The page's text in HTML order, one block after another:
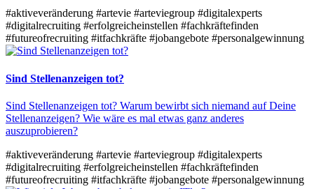
#aktiveveränderung #artevie #arteviegroup #digitalexperts
#digitalrecruiting #erfolgreicheinstellen #fachkräftefinden
#futureofrecruiting #itfachkräfte #jobangebote #personalgewinnung
Sind Stellenanzeigen tot?
Sind Stellenanzeigen tot? Warum bewirbt sich niemand auf Deine
Stellenanzeigen? Wie wäre es mal etwas ganz anderes
auszuprobieren?
#aktiveveränderung #artevie #arteviegroup #digitalexperts
#digitalrecruiting #erfolgreicheinstellen #fachkräftefinden
#futureofrecruiting #itfachkräfte #jobangebote #personalgewinnung